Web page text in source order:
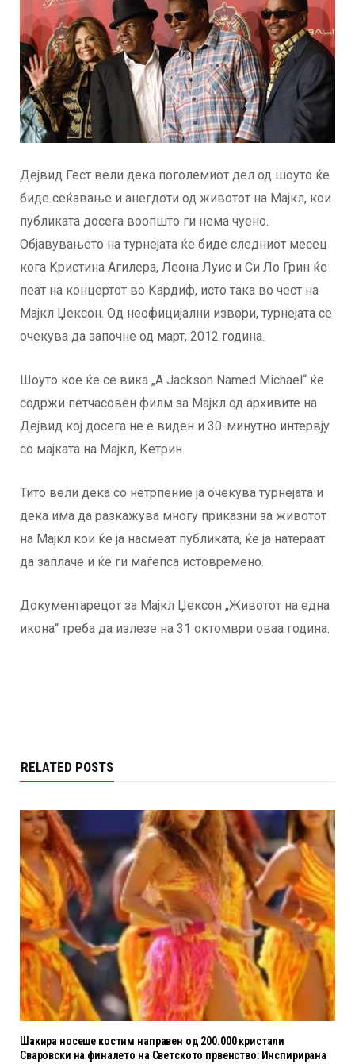
Дејвид Гест вели дека поголемиот дел од шоуто ќе
биде сеќавање и анегдоти од животот на Мајкл, кои
публиката досега воопшто ги нема чуено.
Објавувањето на турнејата ќе биде следниот месец
кога Кристина Агилера, Леона Луис и Си Ло Грин ќе
пеат на концертот во Кардиф, исто така во чест на
Мајкл Џексон. Од неофицијални извори, турнејата се
очекува да започне од март, 2012 година.
Шоуто кое ќе се вика „A Jackson Named Michael“ ќе
содржи петчасовен филм за Мајкл од архивите на
Дејвид кој досега не е виден и 30-минутно интервју
со мајката на Мајкл, Кетрин.
Тито вели дека со нетрпение ја очекува турнејата и
дека има да разкажува многу приказни за животот
на Мајкл кои ќе ја насмеат публиката, ќе ја натераат
да заплаче и ќе ги маѓепса истовремено.
Документарецот за Мајкл Џексон „Животот на една
икона“ треба да излезе на 31 октомври оваа година.
RELATED POSTS
Шакира носеше костим направен од 200.000 кристали
Сваровски на финалето на Светското првенство: Инспирирана